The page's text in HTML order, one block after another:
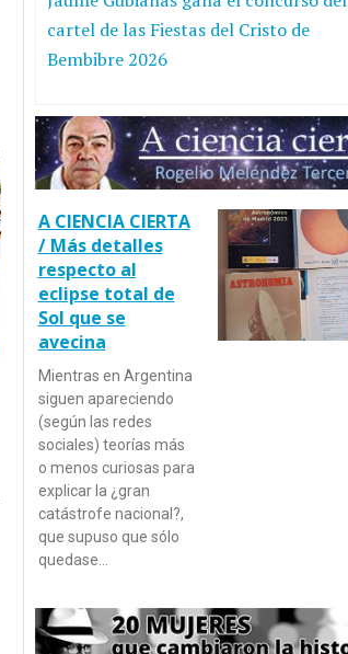
cartel de las Fiestas del Cristo de
Bembibre 2026
A CIENCIA CIERTA
/ Más detalles
respecto al
eclipse total de
Sol que se
avecina
Mientras en Argentina
siguen apareciendo
(según las redes
sociales) teorías más
o menos curiosas para
explicar la ¿gran
catástrofe nacional?,
que supuso que sólo
quedase…